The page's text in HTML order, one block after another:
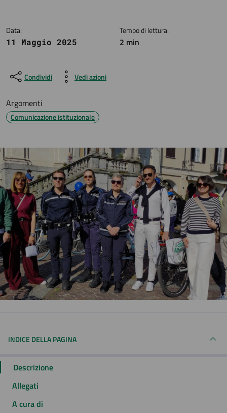
Data:
11 Maggio 2025
Tempo di lettura:
2 min
Condividi Vedi azioni
Argomenti
Comunicazione istituzionale
INDICE DELLA PAGINA
Descrizione
Allegati
A cura di